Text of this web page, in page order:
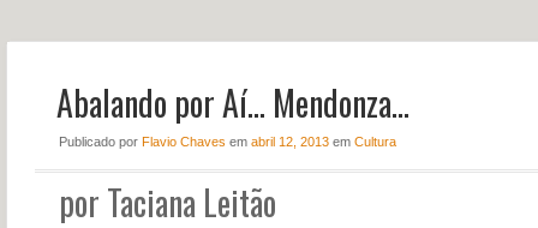
NOTÍCIAS
CONTATO
Abalando por Aí… Mendonza…
Publicado por Flavio Chaves em abril 12, 2013em Cultura
por Taciana Leitão